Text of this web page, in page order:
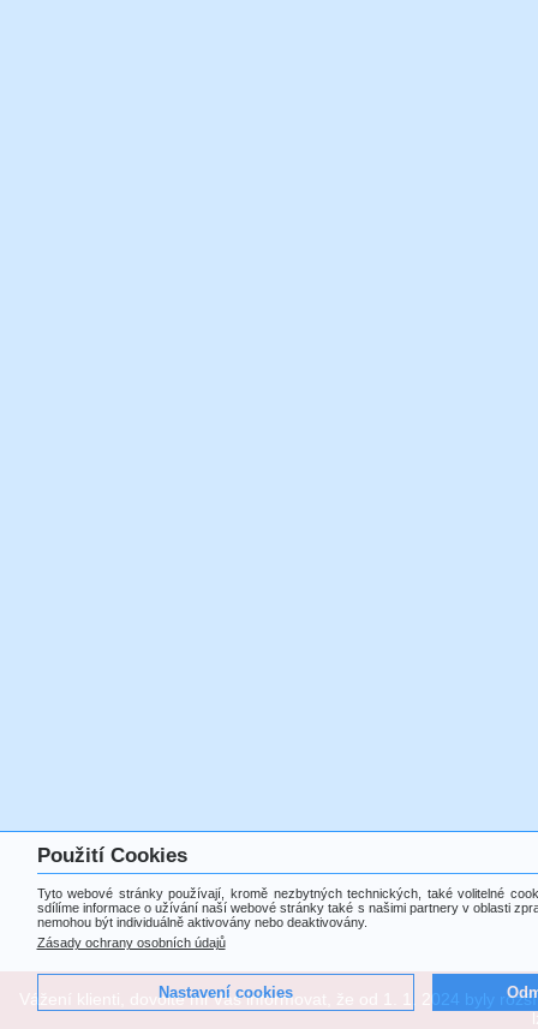
Použití Cookies
Tyto webové stránky používají, kromě nezbytných technických, také volitelné
sdílíme informace o užívání naší webové stránky také s našimi partnery v oblasti
nemohou být individuálně aktivovány nebo deaktivovány.
Zásady ochrany osobních údajů
Vážení klienti, dovolte mi Vás informovat, že od 1. 1. 2024 byly